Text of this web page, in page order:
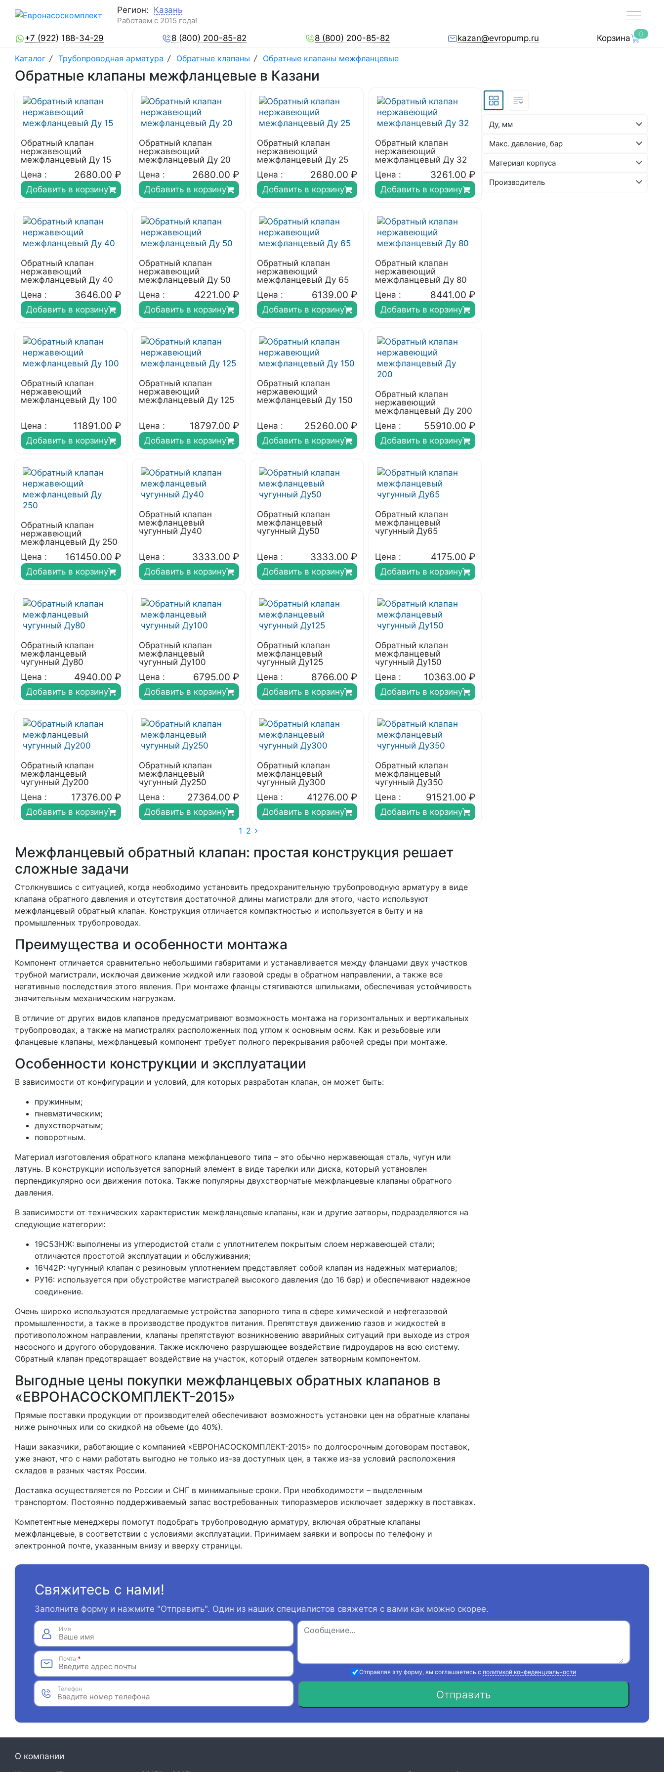
Регион: Казань
Работаем с 2015 года!
+7 (922) 188-34-29 8 (800) 200-85-82 8 (800) 200-85-82 kazan@evropump.ru Корзина 0
Каталог / Трубопроводная арматура / Обратные клапаны / Обратные клапаны межфланцевые
Обратные клапаны межфланцевые в Казани
Обратный клапан
нержавеющий
межфланцевый Ду 15
Цена :
2680.00 ₽
Добавить в корзину
Обратный клапан
нержавеющий
межфланцевый Ду 20
Цена :
2680.00 ₽
Добавить в корзину
Обратный клапан
нержавеющий
межфланцевый Ду 25
Цена :
2680.00 ₽
Добавить в корзину
Обратный клапан
нержавеющий
межфланцевый Ду 32
Цена :
3261.00 ₽
Добавить в корзину
Обратный клапан
нержавеющий
межфланцевый Ду 40
Цена :
3646.00 ₽
Добавить в корзину
Обратный клапан
нержавеющий
межфланцевый Ду 50
Цена :
4221.00 ₽
Добавить в корзину
Обратный клапан
нержавеющий
межфланцевый Ду 65
Цена :
6139.00 ₽
Добавить в корзину
Обратный клапан
нержавеющий
межфланцевый Ду 80
Цена :
8441.00 ₽
Добавить в корзину
Обратный клапан
нержавеющий
межфланцевый Ду 100
Цена : 11891.00 ₽
Добавить в корзину
Обратный клапан
нержавеющий
межфланцевый Ду 125
Цена : 18797.00 ₽
Добавить в корзину
Обратный клапан
нержавеющий
межфланцевый Ду 150
Цена : 25260.00 ₽
Добавить в корзину
Обратный клапан
нержавеющий
межфланцевый Ду 200
Цена :
55910.00 ₽
Добавить в корзину
Обратный клапан
нержавеющий
межфланцевый Ду 250
Цена :
161450.00 ₽
Добавить в корзину
Обратный клапан
межфланцевый
чугунный Ду40
Цена : 3333.00 ₽
Добавить в корзину
Обратный клапан
межфланцевый
чугунный Ду50
Цена : 3333.00 ₽
Добавить в корзину
Обратный клапан
межфланцевый
чугунный Ду65
Цена : 4175.00 ₽
Добавить в корзину
Обратный клапан
межфланцевый
чугунный Ду80
Цена :
4940.00 ₽
Добавить в корзину
Обратный клапан
межфланцевый
чугунный Ду100
Цена :
6795.00 ₽
Добавить в корзину
Обратный клапан
межфланцевый
чугунный Ду125
Цена :
8766.00 ₽
Добавить в корзину
Обратный клапан
межфланцевый
чугунный Ду150
Цена :
10363.00 ₽
Добавить в корзину
Обратный клапан
межфланцевый
чугунный Ду200
Цена :
17376.00 ₽
Добавить в корзину
Обратный клапан
межфланцевый
чугунный Ду250
Цена :
27364.00 ₽
Добавить в корзину
Обратный клапан
межфланцевый
чугунный Ду300
Цена :
41276.00 ₽
Добавить в корзину
Обратный клапан
межфланцевый
чугунный Ду350
Цена :
91521.00 ₽
Добавить в корзину
1 2
Межфланцевый обратный клапан: простая конструкция решает
сложные задачи
Столкнувшись с ситуацией, когда необходимо установить предохранительную трубопроводную арматуру в виде
клапана обратного давления и отсутствия достаточной длины магистрали для этого, часто используют
межфланцевый обратный клапан. Конструкция отличается компактностью и используется в быту и на
промышленных трубопроводах.
Преимущества и особенности монтажа
Компонент отличается сравнительно небольшими габаритами и устанавливается между фланцами двух участков
трубной магистрали, исключая движение жидкой или газовой среды в обратном направлении, а также все
негативные последствия этого явления. При монтаже фланцы стягиваются шпильками, обеспечивая устойчивость
значительным механическим нагрузкам.
В отличие от других видов клапанов предусматривают возможность монтажа на горизонтальных и вертикальных
трубопроводах, а также на магистралях расположенных под углом к основным осям. Как и резьбовые или
фланцевые клапаны, межфланцевый компонент требует полного перекрывания рабочей среды при монтаже.
Особенности конструкции и эксплуатации
В зависимости от конфигурации и условий, для которых разработан клапан, он может быть:
пружинным;
пневматическим;
двухстворчатым;
поворотным.
Материал изготовления обратного клапана межфланцевого типа – это обычно нержавеющая сталь, чугун или
латунь. В конструкции используется запорный элемент в виде тарелки или диска, который установлен
перпендикулярно оси движения потока. Также популярны двухстворчатые межфланцевые клапаны обратного
давления.
В зависимости от технических характеристик межфланцевые клапаны, как и другие затворы, подразделяются на
следующие категории:
19С53НЖ: выполнены из углеродистой стали с уплотнителем покрытым слоем нержавеющей стали;
отличаются простотой эксплуатации и обслуживания;
16Ч42Р: чугунный клапан с резиновым уплотнением представляет собой клапан из надежных материалов;
РУ16: используется при обустройстве магистралей высокого давления (до 16 бар) и обеспечивают надежное
соединение.
Очень широко используются предлагаемые устройства запорного типа в сфере химической и нефтегазовой
промышленности, а также в производстве продуктов питания. Препятствуя движению газов и жидкостей в
противоположном направлении, клапаны препятствуют возникновению аварийных ситуаций при выходе из строя
насосного и другого оборудования. Также исключено разрушающее воздействие гидроударов на всю систему.
Обратный клапан предотвращает воздействие на участок, который отделен затворным компонентом.
Выгодные цены покупки межфланцевых обратных клапанов в
«ЕВРОНАСОСКОМПЛЕКТ-2015»
Прямые поставки продукции от производителей обеспечивают возможность установки цен на обратные клапаны
ниже рыночных или со скидкой на объеме (до 40%).
Наши заказчики, работающие с компанией «ЕВРОНАСОСКОМПЛЕКТ-2015» по долгосрочным договорам поставок,
уже знают, что с нами работать выгодно не только из-за доступных цен, а также из-за условий расположения
складов в разных частях России.
Доставка осуществляется по России и СНГ в минимальные сроки. При необходимости – выделенным
транспортом. Постоянно поддерживаемый запас востребованных типоразмеров исключает задержку в поставках.
Компетентные менеджеры помогут подобрать трубопроводную арматуру, включая обратные клапаны
межфланцевые, в соответствии с условиями эксплуатации. Принимаем заявки и вопросы по телефону и
электронной почте, указанным внизу и вверху страницы.
Ду, мм
Макс. давление, бар
Материал корпуса
Производитель
Свяжитесь с нами!
Заполните форму и нажмите "Отправить". Один из наших специалистов свяжется с вами как можно скорее.
Имя
Почта *
Телефон
Отправляя эту форму, вы соглашаетесь с политикой конфеденциальности
Отправить
О компании